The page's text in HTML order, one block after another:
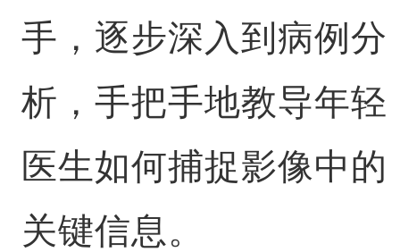
手，逐步深入到病例分
析，手把手地教导年轻
医生如何捕捉影像中的
关键信息。